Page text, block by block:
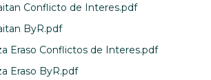
Conflicto de Interes.pdf
ByR.pdf
Eraso Conflictos de Interes.pdf
Eraso ByR.pdf